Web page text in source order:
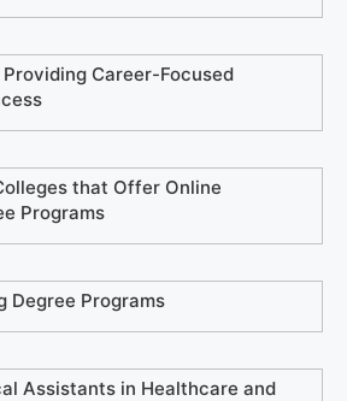
Career-Focused
that Offer Online
Programs
Degree Programs
Assistants in Healthcare and